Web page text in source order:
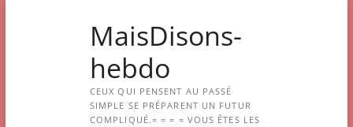
MaisDisons-
hebdo
CEUX QUI PENSENT AU PASSÉ
SIMPLE SE PRÉPARENT UN FUTUR
COMPLIQUÉ.= = = = VOUS ÊTES LES